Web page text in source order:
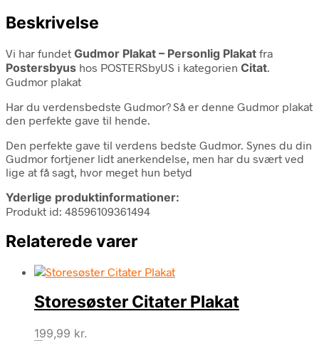
Beskrivelse
Vi har fundet Gudmor Plakat – Personlig Plakat fra
Postersbyus hos POSTERSbyUS i kategorien Citat.
Gudmor plakat
Har du verdensbedste Gudmor? Så er denne Gudmor plakat
den perfekte gave til hende.
Den perfekte gave til verdens bedste Gudmor. Synes du din
Gudmor fortjener lidt anerkendelse, men har du svært ved
lige at få sagt, hvor meget hun betyd
Yderlige produktinformationer:
Produkt id: 48596109361494
Relaterede varer
Storesøster Citater Plakat
199,99 kr.